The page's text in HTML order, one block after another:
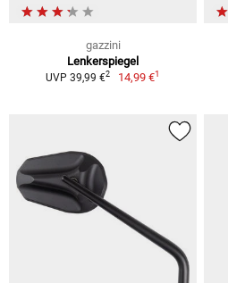
gazzini
Lenkerspiegel
UVP 39,99 €2 14,99 €1